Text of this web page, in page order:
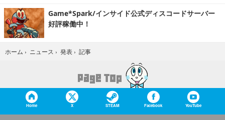
Game*Spark/インサイド公式ディスコードサーバー
好評稼働中！
ホーム › ニュース › 発表 › 記事
Home X STEAM Facebook YouTube